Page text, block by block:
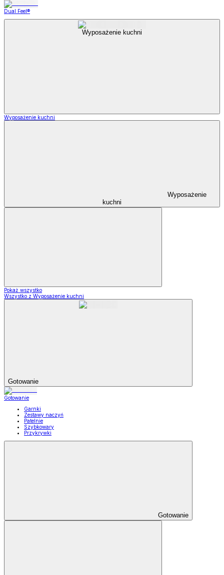
Dual Feel®
Wyposażenie kuchni
Wyposażenie kuchni
Wyposażenie
kuchni
Pokaż wszystko
Wszystko z Wyposażenie kuchni
Gotowanie
Gotowanie
Garnki
Zestawy naczyń
Patelnie
Szybkowary
Przykrywki
Gotowanie